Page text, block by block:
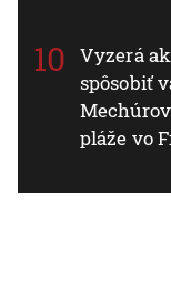
Vyzerá
spôsobiť
pláže vo